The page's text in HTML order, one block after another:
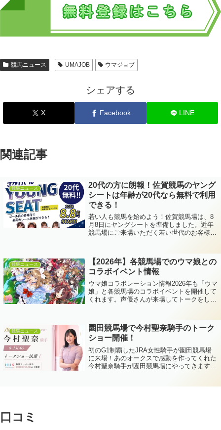
競馬ニュース UMAJOB ウマジョブ
シェアする
X Facebook LINE
関連記事
競馬ニュース
20代の方に朗報！佐賀競馬のヤング
シートは年齢が20代なら無料で利用
できる！
若い人も競馬を始めよう！佐賀競馬場は、8
月8日にヤングシートを準備しました。近年
競馬場にご来場いただく若い世代のお客様が
客様を無料招待する「ヤングシート」を...
競馬ニュース
【2026年】各競馬場でのウマ娘との
コラボイベント情報
ウマ娘コラボレーション情報2026年も「ウマ
娘」と各競馬場のコラボイベントを開催して
くれます。声優さんが来場してトークをした
加してくださいね～。ばんえい十勝（2...
競馬ニュース
園田競馬場で今村聖奈騎手のトーク
ショー開催！
初のG1制覇したJRA女性騎手が園田競馬場
に来場！あのオークスで感動を作ってくれた
今村聖奈騎手が園田競馬場にやってきます。
口コミ